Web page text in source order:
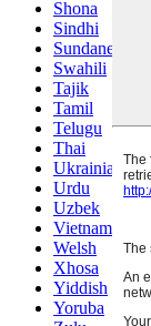
Shona
Sindhi
Sundanese
Swahili
Tajik
Tamil
Telugu
Thai
Ukrainian
Urdu
Uzbek
Vietnamese
Welsh
Xhosa
Yiddish
Yoruba